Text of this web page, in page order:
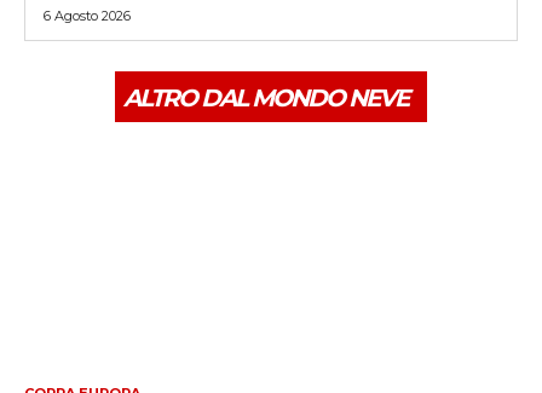
6 Agosto 2026
ALTRO DAL MONDO NEVE